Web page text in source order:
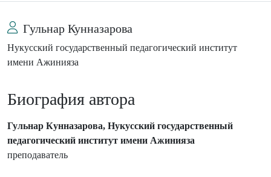
Гульнар Кунназарова
Нукусский государственный педагогический институт
имени Ажинияза
Биография автора
Гульнар Кунназарова, Нукусский государственный
педагогический институт имени Ажинияза
преподаватель